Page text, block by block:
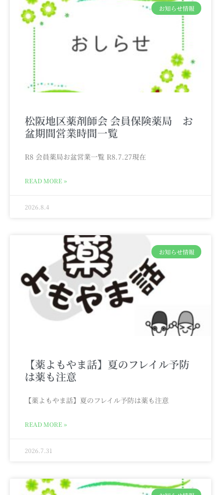
お知らせ情報
松阪地区薬剤師会 会員保険薬局 お
盆期間営業時間一覧
R8 会員薬局お盆営業一覧 R8.7.27現在
READ MORE »
2026.8.4
お知らせ情報
【薬よもやま話】夏のフレイル予防
は薬も注意
【薬よもやま話】夏のフレイル予防は薬も注意
READ MORE »
2026.7.31